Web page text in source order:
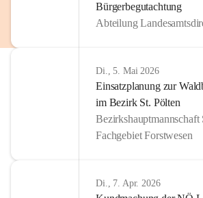
Bürgerbegutachtung
Abteilung
Di., 5. Mai 2026
Einsatzplanung zur
im Bezirk St. Pölten
Bezirkshauptmannschaft
Fachgebiet Forstwesen
Di., 7. Apr. 2026